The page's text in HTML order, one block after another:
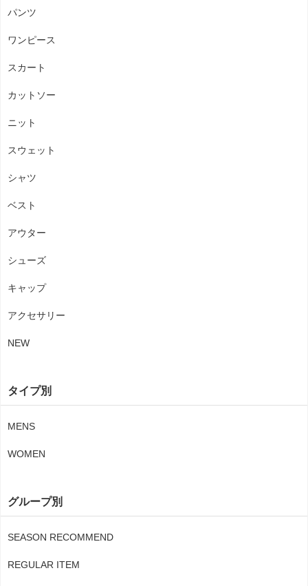
パンツ
ワンピース
スカート
カットソー
ニット
スウェット
シャツ
ベスト
アウター
シューズ
キャップ
アクセサリー
NEW
タイプ別
MENS
WOMEN
グループ別
SEASON RECOMMEND
REGULAR ITEM